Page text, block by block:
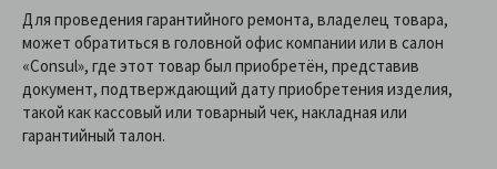
Для проведения гарантийного ремонта, владелец товара,
может обратиться в головной офис компании или в салон
«Consul», где этот товар был приобретён, представив
документ, подтверждающий дату приобретения изделия,
такой как кассовый или товарный чек, накладная или
гарантийный талон.